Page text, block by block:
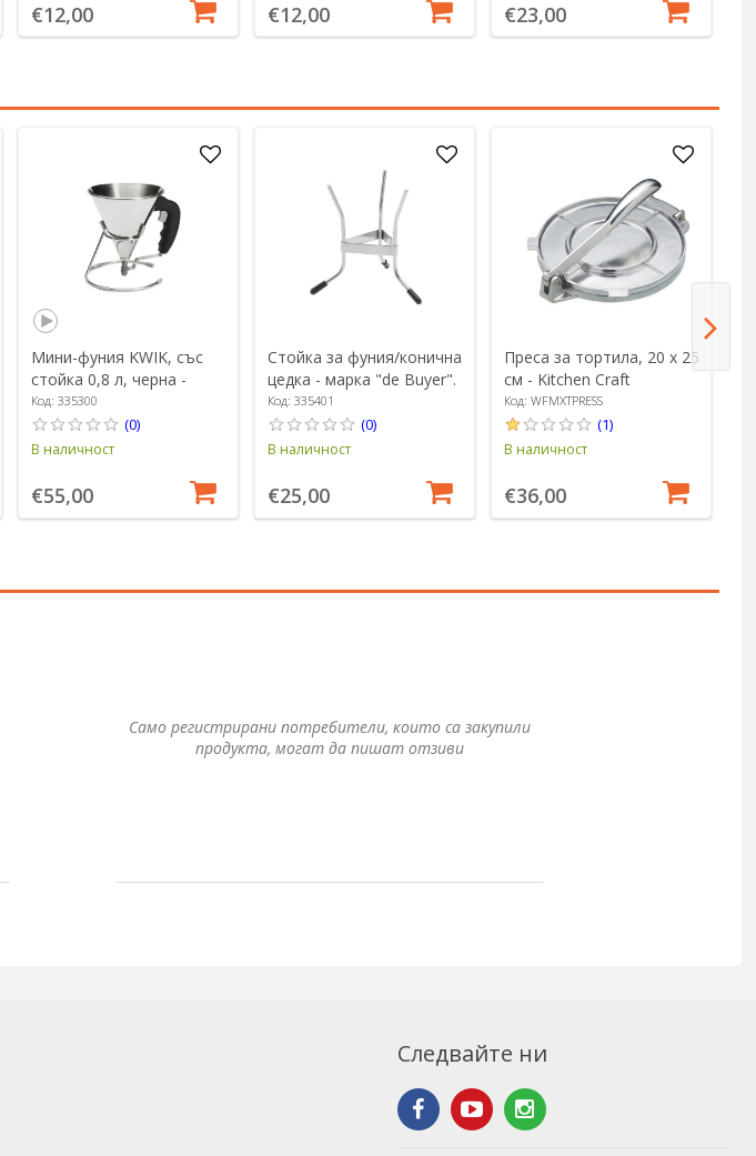
€12,00 €12,00 €23,00
Мини-фуния KWIK, със
стойка 0,8 л, черна -
марка "de Buyer".
Код: 335300
(0)
В наличност
€55,00
Стойка за фуния/конична
цедка - марка "de Buyer".
Код: 335401
(0)
В наличност
€25,00
Преса за тортила, 20 х 25
см - Kitchen Craft
Код: WFMXTPRESS
(1)
В наличност
€36,00
Само регистрирани потребители, които са закупили
продукта, могат да пишат отзиви
Следвайте ни